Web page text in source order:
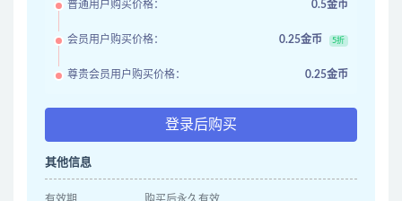
普通用户购买价格： 0.5金币
会员用户购买价格： 0.25金币 5折
尊贵会员用户购买价格： 0.25金币
登录后购买
其他信息